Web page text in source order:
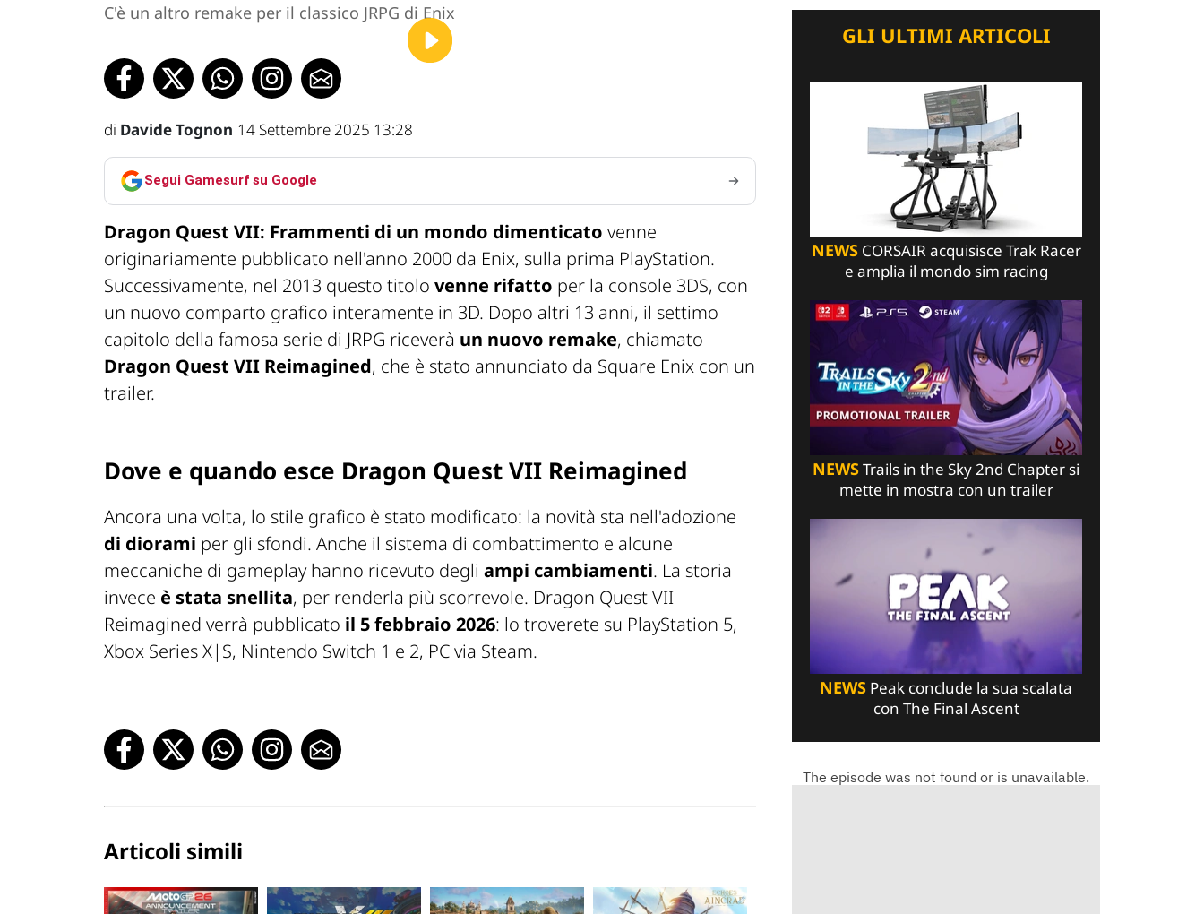
C'è un altro remake per il classico JRPG di Enix
di Davide Tognon 14 Settembre 2025 13:28
Segui Gamesurf su Google
Dragon Quest VII: Frammenti di un mondo dimenticato venne
originariamente pubblicato nell'anno 2000 da Enix, sulla prima PlayStation.
Successivamente, nel 2013 questo titolo venne rifatto per la console 3DS, con
un nuovo comparto grafico interamente in 3D. Dopo altri 13 anni, il settimo
capitolo della famosa serie di JRPG riceverà un nuovo remake, chiamato
Dragon Quest VII Reimagined, che è stato annunciato da Square Enix con un
trailer.
Dove e quando esce Dragon Quest VII Reimagined
Ancora una volta, lo stile grafico è stato modificato: la novità sta nell'adozione
di diorami per gli sfondi. Anche il sistema di combattimento e alcune
meccaniche di gameplay hanno ricevuto degli ampi cambiamenti. La storia
invece è stata snellita, per renderla più scorrevole. Dragon Quest VII
Reimagined verrà pubblicato il 5 febbraio 2026: lo troverete su PlayStation 5,
Xbox Series X|S, Nintendo Switch 1 e 2, PC via Steam.
Articoli simili
GLI ULTIMI ARTICOLI
NEWSCORSAIR acquisisce Trak Racer
e amplia il mondo sim racing
NEWSTrails in the Sky 2nd Chapter si
mette in mostra con un trailer
NEWS Peak conclude la sua scalata
con The Final Ascent